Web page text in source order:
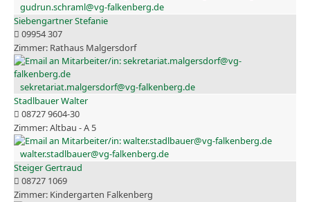
gudrun.schraml@vg-falkenberg.de
Siebengartner Stefanie
09954 307
Rathaus Malgersdorf
sekretariat.malgersdorf@vg-falkenberg.de
Stadlbauer Walter
08727 9604-30
Altbau - A 5
walter.stadlbauer@vg-falkenberg.de
Steiger Gertraud
08727 1069
Kindergarten Falkenberg